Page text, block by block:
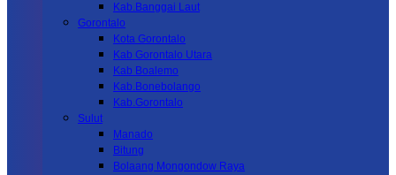
Kab.Banggai Laut
Gorontalo
Kota Gorontalo
Kab Gorontalo Utara
Kab Boalemo
Kab.Bonebolango
Kab.Gorontalo
Sulut
Manado
Bitung
Bolaang Mongondow Raya